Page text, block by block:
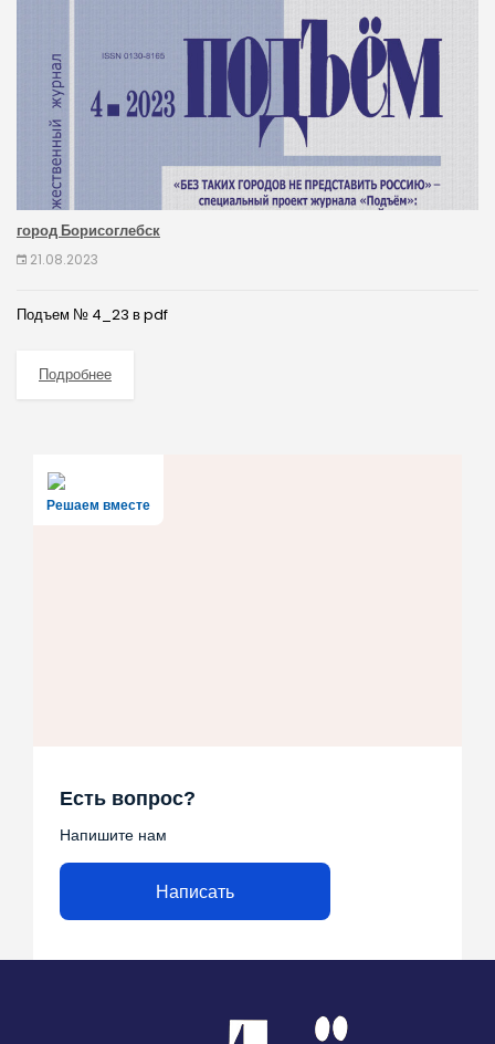
город Борисоглебск
21.08.2023
Подъем № 4_23 в pdf
Подробнее
Решаем вместе
Есть вопрос?
Напишите нам
Написать